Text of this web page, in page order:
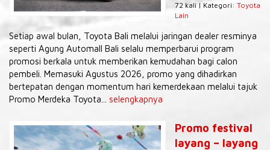
72 kali | Kategori: Toyota
Lain
Setiap awal bulan, Toyota Bali melalui jaringan dealer resminya
seperti Agung Automall Bali selalu memperbarui program
promosi berkala untuk memberikan kemudahan bagi calon
pembeli. Memasuki Agustus 2026, promo yang dihadirkan
bertepatan dengan momentum hari kemerdekaan melalui tajuk
Promo Merdeka Toyota... selengkapnya
Promo festival
layang – layang